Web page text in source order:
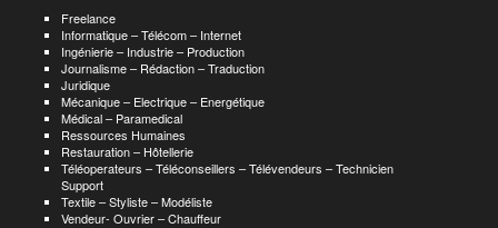
Freelance
Informatique – Télécom – Internet
Ingénierie – Industrie – Production
Journalisme – Rédaction – Traduction
Juridique
Mécanique – Electrique – Energétique
Médical – Paramedical
Ressources Humaines
Restauration – Hôtellerie
Téléoperateurs – Téléconseillers – Télévendeurs – Technicien
Support
Textile – Styliste – Modéliste
Vendeur- Ouvrier – Chauffeur